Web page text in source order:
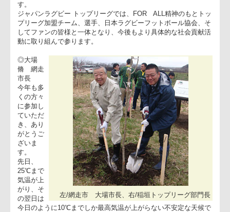
曲湖畔園地は、昨年8月に植樹した網走スポーツ・トレーニン
フィールドに引き続き2箇所目の「トップリーグの森（「TRY
GREEN」プロジェクトの募金を活用した植樹）」誕生となり
す。
プリーグ加盟チーム、選手、日本ラグビーフットボール協会、
してファンの皆様と一体となり、今後もより具体的な社会貢献
動に取り組んで参ります。
◎大場
脩 網走
市長
今年も多
くの方々
に参加し
ていただ
き、あり
がとうご
ざいま
す。